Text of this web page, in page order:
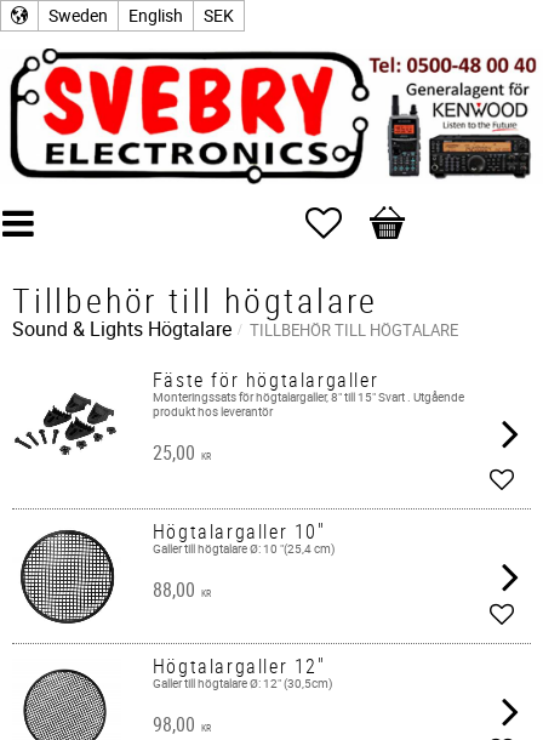
Sweden English SEK
Favorites
Basket
Tillbehör till högtalare
Sound & Lights Högtalare TILLBEHÖR TILL HÖGTALARE
Fäste för högtalargaller
Monteringssats för högtalargaller, 8" till 15" Svart . Utgående
produkt hos leverantör
25,00 KR
Add
Högtalargaller 10"
Galler till högtalare Ø: 10 "(25,4 cm)
88,00 KR
Add
Högtalargaller 12"
Galler till högtalare ​Ø: 12" (30,5cm)
98,00 KR